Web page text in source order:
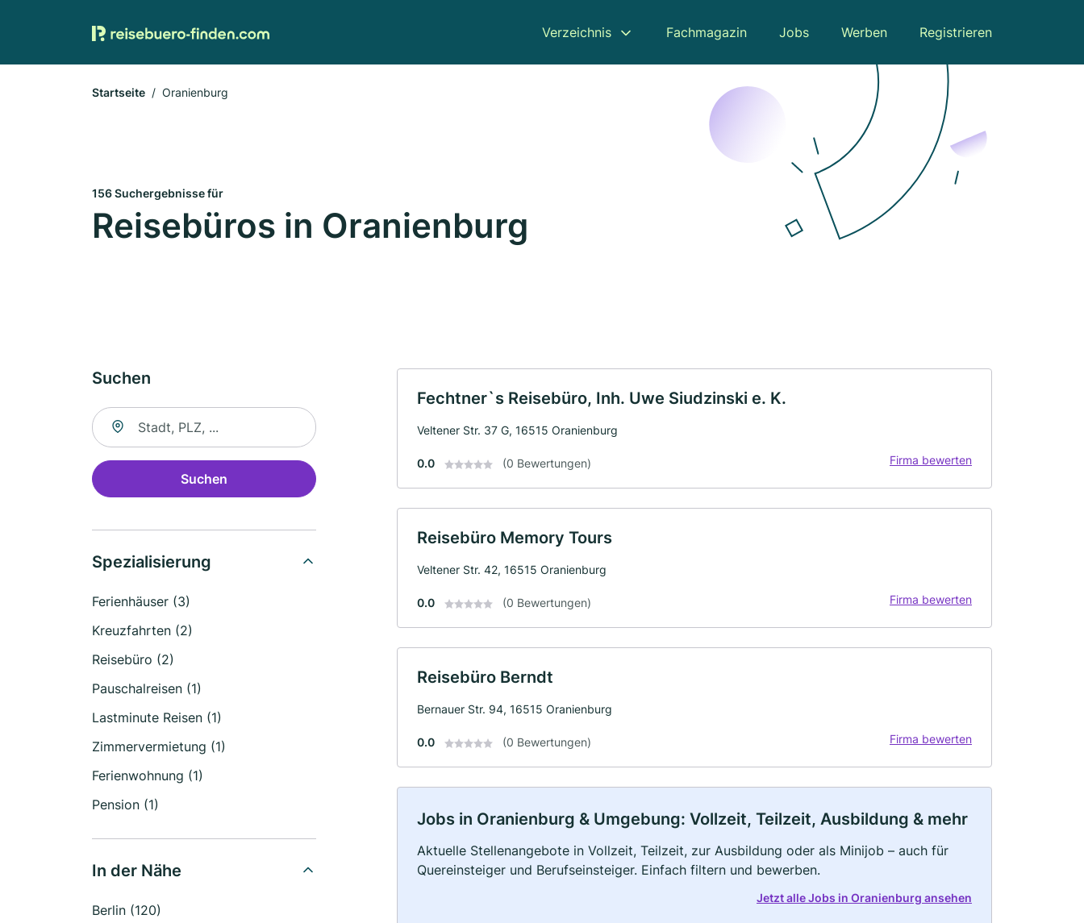
Verzeichnis Fachmagazin Jobs Werben Registrieren
Startseite Oranienburg
156 Suchergebnisse für
Reisebüros in Oranienburg
Suchen
Suche nach Ort
Suchen
Spezialisierung
Ferienhäuser (3)
Kreuzfahrten (2)
Reisebüro (2)
Pauschalreisen (1)
Lastminute Reisen (1)
Zimmervermietung (1)
Ferienwohnung (1)
Pension (1)
In der Nähe
Berlin (120)
Fechtner`s Reisebüro, Inh. Uwe Siudzinski e. K.
Veltener Str. 37 G, 16515 Oranienburg
0.0 (0 Bewertungen) Firma bewerten
Reisebüro Memory Tours
Veltener Str. 42, 16515 Oranienburg
0.0 (0 Bewertungen) Firma bewerten
Reisebüro Berndt
Bernauer Str. 94, 16515 Oranienburg
0.0 (0 Bewertungen) Firma bewerten
Jobs in Oranienburg & Umgebung: Vollzeit, Teilzeit, Ausbildung & mehr
Aktuelle Stellenangebote in Vollzeit, Teilzeit, zur Ausbildung oder als Minijob – auch für
Quereinsteiger und Berufseinsteiger. Einfach filtern und bewerben.
Jetzt alle Jobs in Oranienburg ansehen